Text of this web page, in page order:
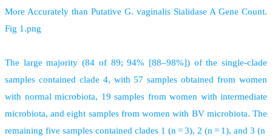
The large majority (84 of 89; 94% [88–98%]) of the single-clade
samples contained clade 4, with 57 samples obtained from women
with normal microbiota, 19 samples from women with intermediate
microbiota, and eight samples from women with BV microbiota. The
remaining five samples contained clades 1 (n = 3), 2 (n = 1), and 3 (n